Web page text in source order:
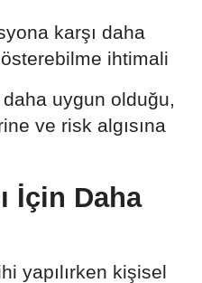
karşı daha
ihtimali
daha uygun olduğu,
ve risk algısına
İçin Daha
yapılırken kişisel